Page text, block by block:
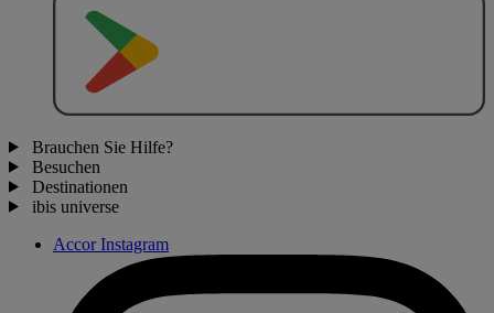
Brauchen Sie Hilfe?
Besuchen
Destinationen
ibis universe
Accor Instagram